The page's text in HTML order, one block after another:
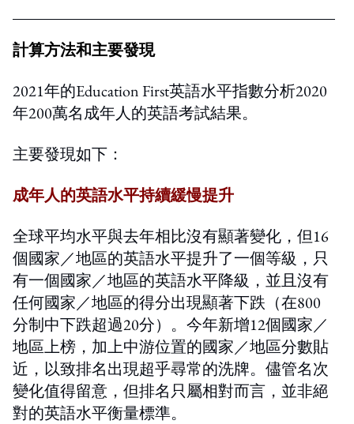
計算方法和主要發現
2021年的Education First英語水平指數分析2020
年200萬名成年人的英語考試結果。
主要發現如下：
成年人的英語水平持續緩慢提升
全球平均水平與去年相比沒有顯著變化，但16
個國家／地區的英語水平提升了一個等級，只
有一個國家／地區的英語水平降級，並且沒有
任何國家／地區的得分出現顯著下跌（在800
分制中下跌超過20分）。今年新增12個國家／
地區上榜，加上中游位置的國家／地區分數貼
近，以致排名出現超乎尋常的洗牌。儘管名次
變化值得留意，但排名只屬相對而言，並非絕
對的英語水平衡量標準。